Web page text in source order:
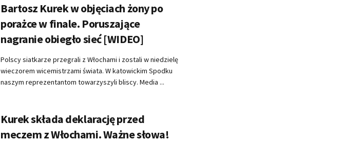
Bartosz Kurek w objęciach żony po
porażce w finale. Poruszające
nagranie obiegło sieć [WIDEO]
Polscy siatkarze przegrali z Włochami i zostali w niedzielę
wieczorem wicemistrzami świata. W katowickim Spodku
naszym reprezentantom towarzyszyli bliscy. Media ...
Kurek składa deklarację przed
meczem z Włochami. Ważne słowa!